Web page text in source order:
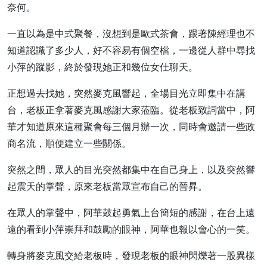
奈何。
一直以為是中式聚餐，沒想到是歐式茶會，跟著陳經理也不
知道認識了多少人，好不容易有個空檔，一邊從人群中尋找
小萍的蹤影，終於發現她正和幾位女仕聊天。
正想過去找她，突然麥克風響起，全場目光立即集中在講
台，老板正拿著麥克風感謝大家蒞臨。從老板致詞當中，阿
華才知道原來這種聚會每三個月辦一次，同時會邀請一些政
商名流，順便建立一些關係。
突然之間，眾人的目光突然都集中在自己身上，以及突然響
起震天的掌聲，原來老板當眾宣布自己的晉昇。
在眾人的掌聲中，阿華鼓起勇氣上台簡短的感謝，在台上遠
遠的看到小萍崇拜和鼓勵的眼神，阿華也報以會心的一笑。
轉身將麥克風交給老板時，發現老板的眼神閃爍著一股異樣